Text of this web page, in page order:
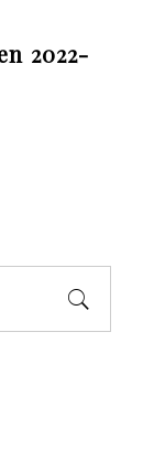
2022-